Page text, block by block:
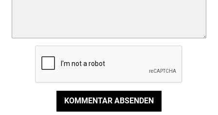
KOMMENTAR ABSENDEN